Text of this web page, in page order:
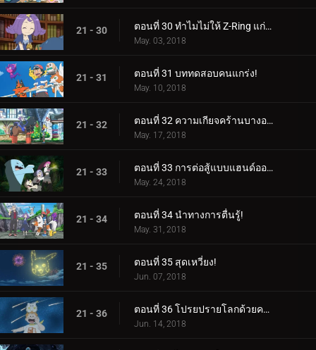
21 - 30 ตอนที่ 30 ทำไมไม่ให้ Z-Ring แก่ฉันบ้างล่ะ?
May. 03, 2018
21 - 31 ตอนที่ 31 บททดสอบคนแกร่ง!
May. 10, 2018
21 - 32 ตอนที่ 32 ความเกียจคร้านบางอย่าง!
May. 17, 2018
21 - 33 ตอนที่ 33 การต่อสู้แบบแฮนด์ออฟ!
May. 24, 2018
21 - 34 ตอนที่ 34 นำทางการตื่นรู้!
May. 31, 2018
21 - 35 ตอนที่ 35 สุดเหวี่ยง!
Jun. 07, 2018
21 - 36 ตอนที่ 36 โปรยปรายโลกด้วยความรัก!
Jun. 14, 2018